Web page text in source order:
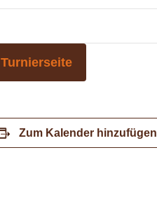
Turnierseite
Zum Kalender hinzufügen